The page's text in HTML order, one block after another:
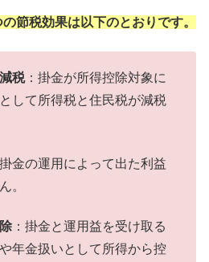
節税効果は以下のとおりです。
税：掛金が所得控除対象に
して所得税と住民税が減税
金の運用によって出た利益
。
：掛金と運用益を受け取る
年金扱いとして所得から控